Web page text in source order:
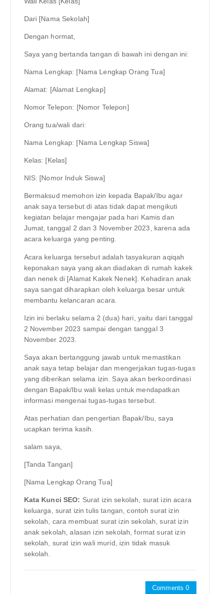
Dari [Nama Sekolah]
Dengan hormat,
Saya yang bertanda tangan di bawah ini dengan ini:
Nama Lengkap: [Nama Lengkap Orang Tua]
Alamat: [Alamat Lengkap]
Nomor Telepon: [Nomor Telepon]
Orang tua/wali dari:
Nama Lengkap: [Nama Lengkap Siswa]
Kelas: [Kelas]
NIS: [Nomor Induk Siswa]
Bermaksud memohon izin kepada Bapak/Ibu agar
anak saya tersebut di atas tidak dapat mengikuti
kegiatan belajar mengajar pada hari Kamis dan
Jumat, tanggal 2 dan 3 November 2023, karena ada
acara keluarga yang penting.
Acara keluarga tersebut adalah tasyakuran aqiqah
keponakan saya yang akan diadakan di rumah kakek
dan nenek di [Alamat Kakek Nenek]. Kehadiran anak
saya sangat diharapkan oleh keluarga besar untuk
membantu kelancaran acara.
Izin ini berlaku selama 2 (dua) hari, yaitu dari tanggal
2 November 2023 sampai dengan tanggal 3
November 2023.
Saya akan bertanggung jawab untuk memastikan
anak saya tetap belajar dan mengerjakan tugas-tugas
yang diberikan selama izin. Saya akan berkoordinasi
dengan Bapak/Ibu wali kelas untuk mendapatkan
informasi mengenai tugas-tugas tersebut.
Atas perhatian dan pengertian Bapak/Ibu, saya
ucapkan terima kasih.
salam saya,
[Tanda Tangan]
[Nama Lengkap Orang Tua]
Kata Kunci SEO: Surat izin sekolah, surat izin acara
keluarga, surat izin tulis tangan, contoh surat izin
sekolah, cara membuat surat izin sekolah, surat izin
anak sekolah, alasan izin sekolah, format surat izin
sekolah, surat izin wali murid, izin tidak masuk
sekolah.
Comments 0